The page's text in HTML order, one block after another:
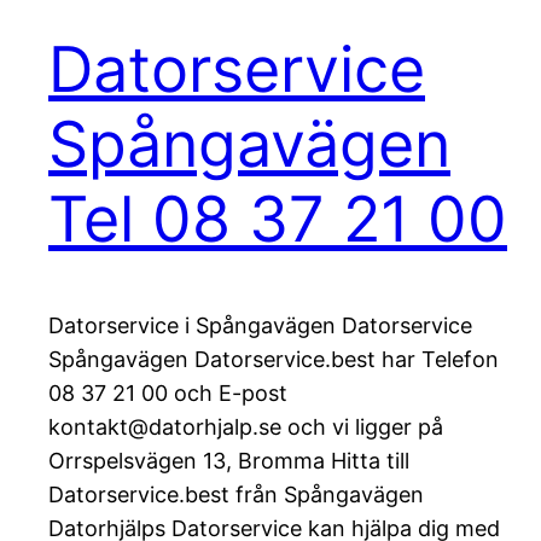
Datorservice
Spångavägen
Tel 08 37 21 00
Datorservice i Spångavägen Datorservice
Spångavägen Datorservice.best har Telefon
08 37 21 00 och E-post
kontakt@datorhjalp.se och vi ligger på
Orrspelsvägen 13, Bromma Hitta till
Datorservice.best från Spångavägen
Datorhjälps Datorservice kan hjälpa dig med